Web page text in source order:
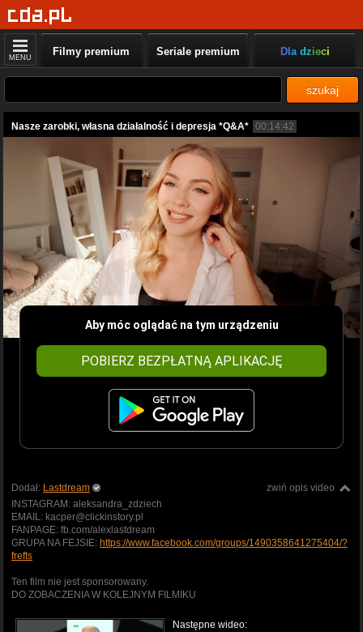
MENU Filmy premium Seriale premium Dla dzieci
szukaj
Nasze zarobki, własna działalność i depresja *Q&A* 00:14:42
Aby móc oglądać na tym urządzeniu
POBIERZ BEZPŁATNĄ APLIKACJĘ
zwiń opis video
Dodał: Lastdream
INSTAGRAM: aleksandra_zdziech
EMAIL: kacper@clickinstory.pl
FANPAGE: fb.com/alexlastdream
GRUPA NA FEJSIE: https://www.facebook.com/groups/1490358641275404/?
frefts
Ten film nie jest sponsorowany.
DO ZOBACZENIA W KOLEJNYM FILMIKU
Następne wideo: